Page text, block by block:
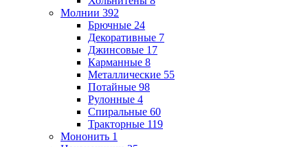
Молнии 392
Брючные 24
Декоративные 7
Джинсовые 17
Карманные 8
Металлические 55
Потайные 98
Рулонные 4
Спиральные 60
Тракторные 119
Мононить 1